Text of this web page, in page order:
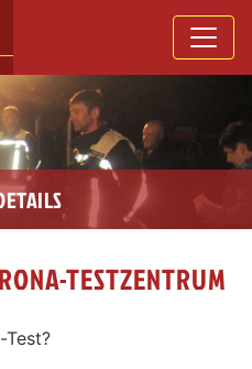
TESTZENTRUM
Test?